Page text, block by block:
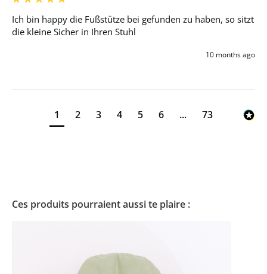
Ich bin happy die Fußstütze bei gefunden zu haben, so sitzt
die kleine Sicher in Ihren Stuhl
10 months ago
1 2 3 4 5 6 ... 73
Ces produits pourraient aussi te plaire :